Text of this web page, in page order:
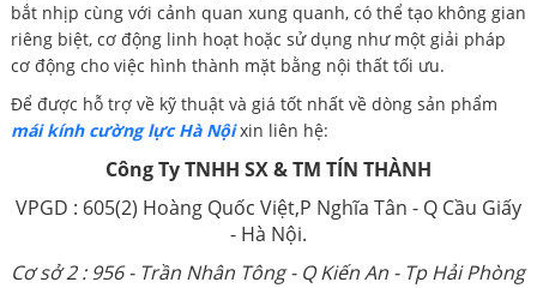
bắt nhịp cùng với cảnh quan xung quanh, có thể tạo không gian
riêng biệt, cơ động linh hoạt hoặc sử dụng như một giải pháp
cơ động cho việc hình thành mặt bằng nội thất tối ưu.
Để được hỗ trợ về kỹ thuật và giá tốt nhất về dòng sản phẩm
mái kính cường lực Hà Nộixin liên hệ:
Công Ty TNHH SX & TM TÍN THÀNH
VPGD : 605(2) Hoàng Quốc Việt,P Nghĩa Tân - Q Cầu Giấy
- Hà Nội.
Cơ sở 2 : 956 - Trần Nhân Tông - Q Kiến An - Tp Hải Phòng